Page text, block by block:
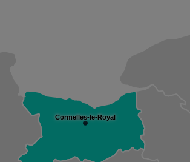
Cormelles-le-Royal